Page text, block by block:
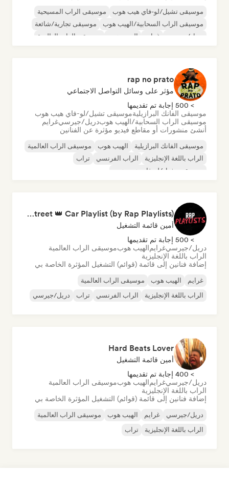
موسيقى تشيل/لو-فاي هيب هوب
موسيقى الراب المسيحية
موسيقى الراب السحابية/الهيب هوب
موسيقى تجارية/شائعة
دريل/جيرسي
غرايم الهيب هوب موسيقى الراب العالمية
rap no prato
مؤثر على وسائل التواصل الاجتماعي
> 500 إجابة تم تقديمها
موسيقى الفانك البرازيليةموسيقى تشيل/لو-فاي هيب هوب
موسيقى الراب السحابية/الهيب هوبدريل/جيرسيغرايم
أنشئ منشورات أو مقاطع فيديو مؤثرة عن الفنانين
موسيقى الفانك البرازيلية الهيب هوب
موسيقى الراب العالمية
الراب باللغة الإنجليزية
الراب الفرنسي
تراب
موسيقى تشيل/لو-فاي هيب هوب
King of the Street 👑 Car Playlist (by Rap Playlists)
أمين قائمة التشغيل
> 500 إجابة تم تقديمها
دريل/جيرسيغرايمالهيب هوبموسيقى الراب العالمية
الراب باللغة الإنجليزية
إضافة فنانين إلى قائمة (قوائم) التشغيل المؤثرة الخاصة بي
غرايم الهيب هوب
موسيقى الراب العالمية
الراب باللغة الإنجليزية
الراب الفرنسي تراب دريل/جيرسي
Hard Beats Lover
أمين قائمة التشغيل
> 400 إجابة تم تقديمها
دريل/جيرسيغرايمالهيب هوبموسيقى الراب العالمية
الراب باللغة الإنجليزية
إضافة فنانين إلى قائمة (قوائم) التشغيل المؤثرة الخاصة بي
دريل/جيرسي غرايم الهيب هوب
موسيقى الراب العالمية
الراب باللغة الإنجليزية
تراب